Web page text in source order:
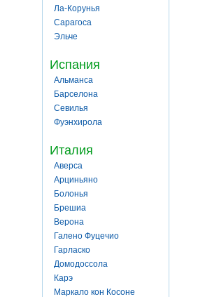
Ла-Корунья
Сарагоса
Эльче
Испания
Альманса
Барселона
Севилья
Фуэнхирола
Италия
Аверса
Арциньяно
Болонья
Брешиа
Верона
Галено Фуцечио
Гарласко
Домодоссола
Карэ
Маркало кон Косоне